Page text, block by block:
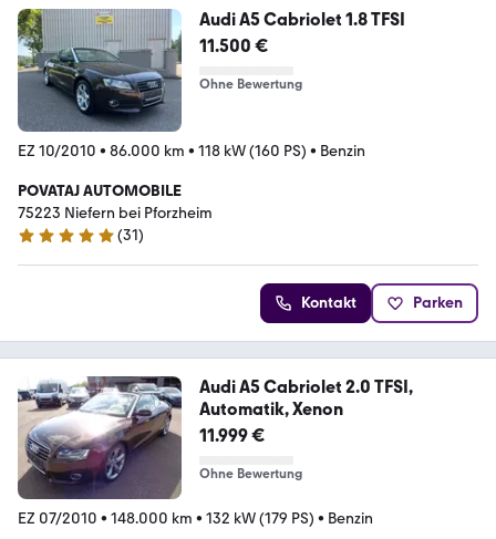
Audi A5 Cabriolet 1.8 TFSI
11.500 €
Ohne Bewertung
EZ 10/2010 • 86.000 km • 118 kW (160 PS) • Benzin
POVATAJ AUTOMOBILE
75223 ­­­Niefern bei Pforzheim
5 Sterne
(31)
Kontakt Parken
Audi A5 Cabriolet 2.0 TFSI,
Automatik, Xenon
11.999 €
Ohne Bewertung
EZ 07/2010 • 148.000 km • 132 kW (179 PS) • Benzin